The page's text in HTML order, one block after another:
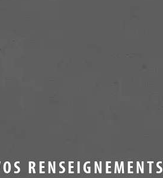
RENSEIGNEMENTS